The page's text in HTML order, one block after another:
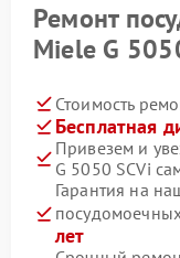
Ремонт
Miele G
Стоимость
Бесплатная
Привезем и
G 5050 SCVi
Гарантия на
лет